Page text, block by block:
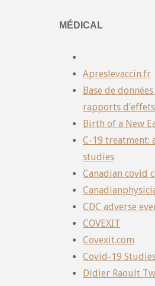
MÉDICAL
Apreslevaccin.fr
Base de
rapports
Birth of a New
C-19 treatment:
studies
Canadian covid
CDC adverse
COVEXIT
Covexit.com
Covid-19
Didier Raoult